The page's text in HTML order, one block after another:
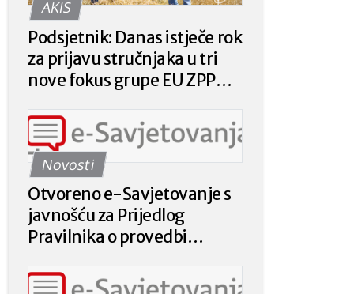
AKIS
Podsjetnik: Danas istječe rok
za prijavu stručnjaka u tri
nove fokus grupe EU ZPP
Novosti
Otvoreno e-Savjetovanje s
javnošću za Prijedlog
Pravilnika o provedbi
plaćanja poljoprivrednicima